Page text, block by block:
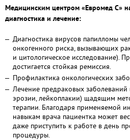
Медицинским центром «Евромед С»
диагностика и лечение:
Диагностика вирусов папилломы
онкогенного риска, вызывающих
и цитологическое исследование).
достигается стойкая ремиссия.
Профилактика онкологических
Лечение предраковых
эрозии, лейкоплакии) щадящим
терапии. Благодаря применяемой
навыкам врача пациентка может
даже приступить к работе в день
процедуры.